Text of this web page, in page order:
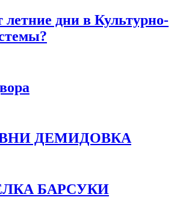
летние дни в Культурно-
ДЕМИДОВКА
БАРСУКИ